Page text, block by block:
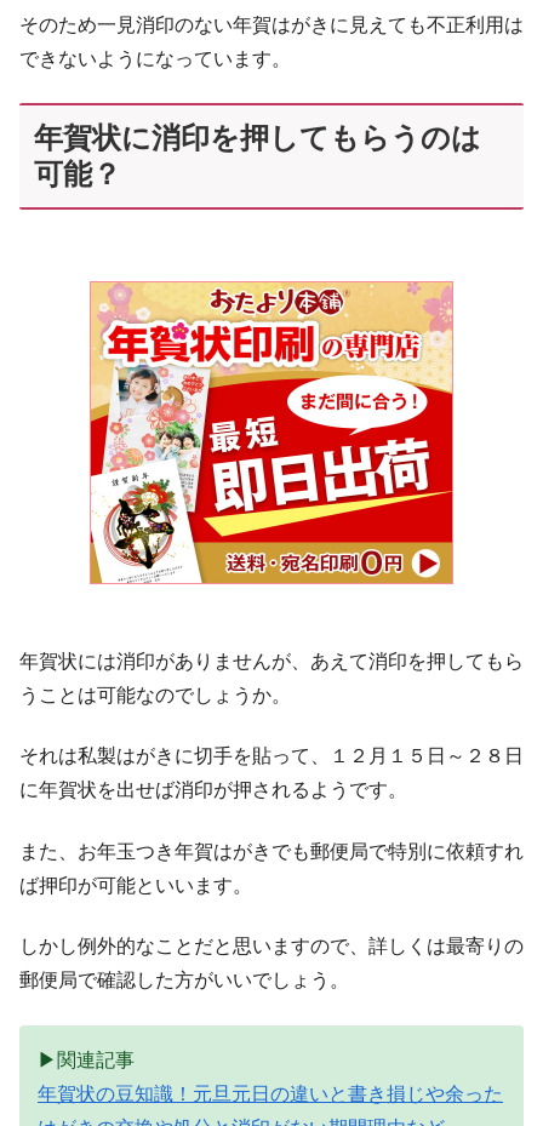
そのため一見消印のない年賀はがきに見えても不正利用は
できないようになっています。
年賀状に消印を押してもらうのは
可能？
年賀状には消印がありませんが、あえて消印を押してもら
うことは可能なのでしょうか。
それは私製はがきに切手を貼って、１２月１５日～２８日
に年賀状を出せば消印が押されるようです。
また、お年玉つき年賀はがきでも郵便局で特別に依頼すれ
ば押印が可能といいます。
しかし例外的なことだと思いますので、詳しくは最寄りの
郵便局で確認した方がいいでしょう。
▶関連記事
年賀状の豆知識！元旦元日の違いと書き損じや余った